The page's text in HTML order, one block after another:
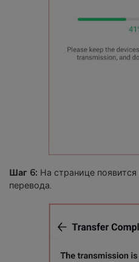
Шаг 6: На странице
перевода.